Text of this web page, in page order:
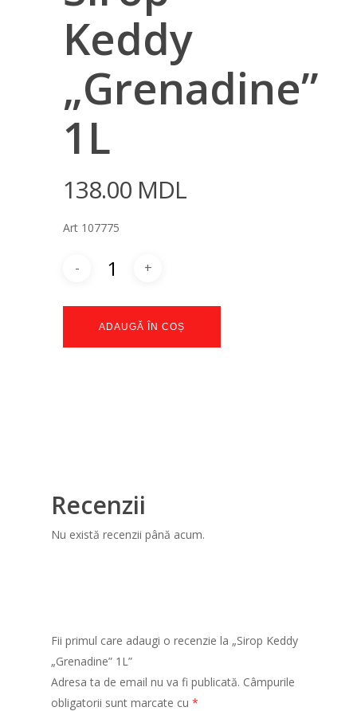
Keddy
„Grenadine”
1L
138.00 MDL
Art 107775
ADAUGĂ ÎN COȘ
Recenzii
Nu există recenzii până acum.
Fii primul care adaugi o recenzie la „Sirop Keddy
„Grenadine” 1L”
Adresa ta de email nu va fi publicată. Câmpurile
obligatorii sunt marcate cu *